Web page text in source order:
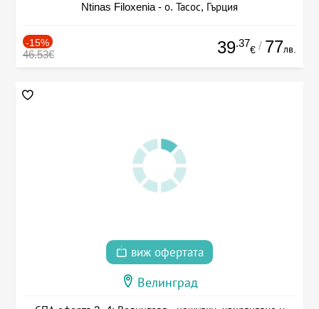
Ntinas Filoxenia - о. Тасос, Гърция
-15%
46.53€ 39.37
€ / 77лв.
виж офертата
Велинград